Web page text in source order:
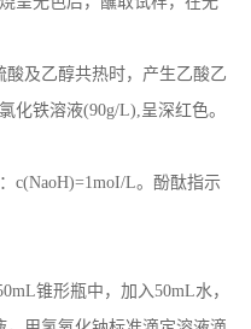
酸及乙醇共热时，产生乙酸乙
化铁溶液(90g/L),呈深红色。
c(NaoH)=1moI/L。酚酞指示
锥形瓶中，加入50mL水，